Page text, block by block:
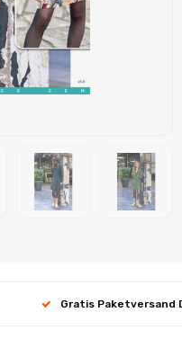
Gratis Paketversand